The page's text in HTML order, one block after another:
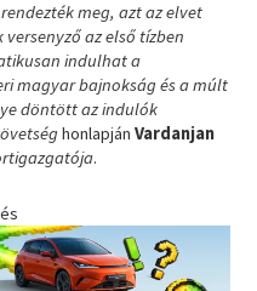
meg, azt az elvet
az első tízben
indulhat a
magyar bajnokság és a múlt
döntött az indulók
honlapjánVardanjan
.